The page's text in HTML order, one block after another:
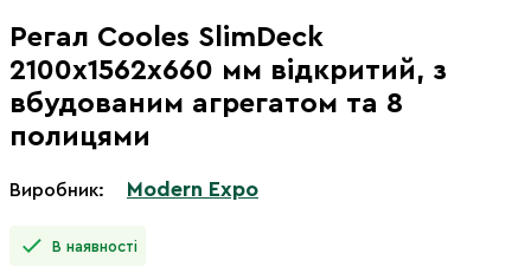
Регал Cooles SlimDeck
2100х1562х660 мм відкритий, з
вбудованим агрегатом та 8
полицями
Виробник: Modern Expo
В наявності